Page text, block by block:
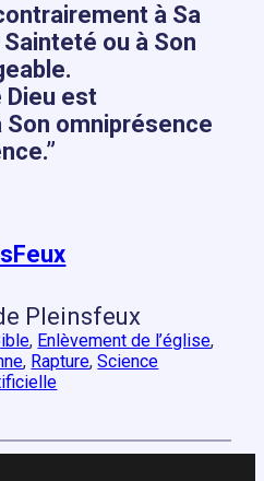
à Sa
ou à Son
Dieu est
omniprésence
Pleinsfeux
, Enlèvement de l’église
, Rapture, Science